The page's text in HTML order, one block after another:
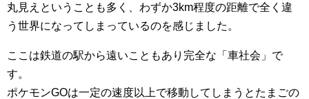
丸見えということも多く、わずか3km程度の距離で全く違
う世界になってしまっているのを感じました。
ここは鉄道の駅から遠いこともあり完全な「車社会」で
す。
ポケモンGOは一定の速度以上で移動してしまうとたまごの